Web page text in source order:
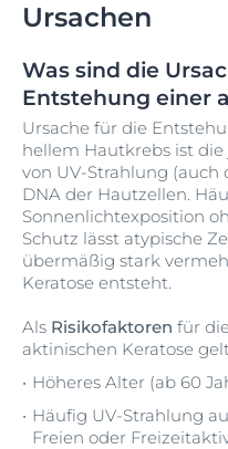
Ursachen
Was sind die
Entstehung einer
Ursache für die
hellem Hautkrebs ist
von UV-Strahlung (auch
DNA der Hautzellen.
Sonnenlichtexposition
Schutz lässt atypische
übermäßig stark
Keratose entsteht.
Als Risikofaktoren für
aktinischen Keratose
Höheres Alter (ab 60
Häufig UV-Strahlung
Freien oder